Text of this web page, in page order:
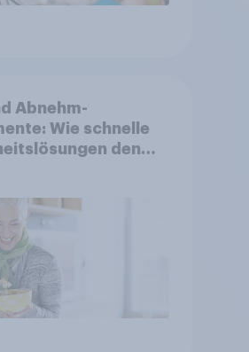
Abnehm-
Wie schnelle
den